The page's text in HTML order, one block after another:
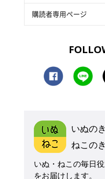
購読者専用ページ
いぬの
ねこの
いぬ・ねこの毎日
をお届けします。